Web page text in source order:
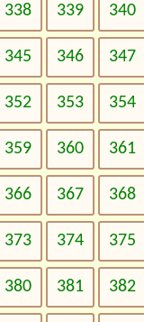
338 339 340
345 346 347
352 353 354
359 360 361
366 367 368
373 374 375
380 381 382